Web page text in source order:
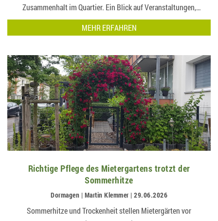
Zusammenhalt im Quartier. Ein Blick auf Veranstaltungen,
Mitgliederengagement und die Ergebnisse der Online…
MEHR ERFAHREN
Richtige Pflege des Mietergartens trotzt der
Sommerhitze
Dormagen | Martin Klemmer | 29.06.2026
Sommerhitze und Trockenheit stellen Mietergärten vor